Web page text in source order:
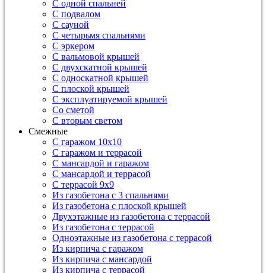
С одной спальней
С подвалом
С сауной
С четырьмя спальнями
С эркером
С вальмовой крышей
С двухскатной крышей
С односкатной крышей
С плоской крышей
С эксплуатируемой крышей
Со сметой
С вторым светом
Смежные
С гаражом 10х10
С гаражом и террасой
С мансардой и гаражом
С мансардой и террасой
С террасой 9х9
Из газобетона с 3 спальнями
Из газобетона с плоской крышей
Двухэтажные из газобетона с террасой
Из газобетона с террасой
Одноэтажные из газобетона с террасой
Из кирпича с гаражом
Из кирпича с мансардой
Из кирпича с террасой